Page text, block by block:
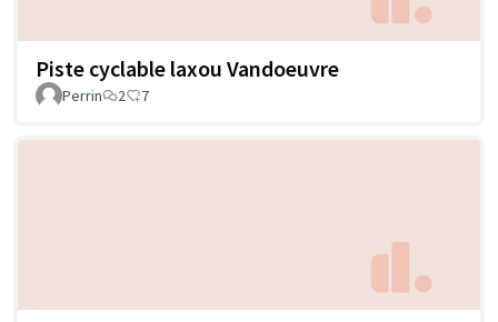
Piste cyclable laxou Vandoeuvre
Perrin 2 7